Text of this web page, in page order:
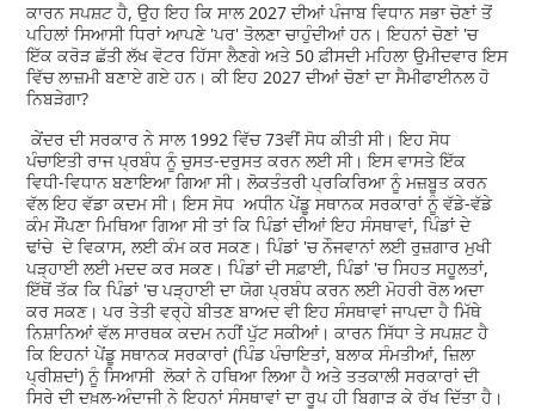
ਕਾਰਨ ਸਪਸ਼ਟ ਹੈ, ਉਹ ਇਹ ਕਿ ਸਾਲ 2027 ਦੀਆਂ ਪੰਜਾਬ ਵਿਧਾਨ ਸਭਾ ਚੋਣਾਂ ਤੋਂ
ਪਹਿਲਾਂ ਸਿਆਸੀ ਧਿਰਾਂ ਆਪਣੇ 'ਪਰ' ਤੋਲਣਾ ਚਾਹੁੰਦੀਆਂ ਹਨ। ਇਹਨਾਂ ਚੋਣਾਂ 'ਚ
ਇੱਕ ਕਰੋੜ ਛੱਤੀ ਲੱਖ ਵੋਟਰ ਹਿੱਸਾ ਲੈਣਗੇ ਅਤੇ 50 ਫ਼ੀਸਦੀ ਮਹਿਲਾ ਉਮੀਦਵਾਰ ਇਸ
ਵਿੱਚ ਲਾਜ਼ਮੀ ਬਣਾਏ ਗਏ ਹਨ। ਕੀ ਇਹ 2027 ਦੀਆਂ ਚੋਣਾਂ ਦਾ ਸੈਮੀਫਾਈਨਲ ਹੋ
ਨਿਬੜੇਗਾ?
ਕੇਂਦਰ ਦੀ ਸਰਕਾਰ ਨੇ ਸਾਲ 1992 ਵਿੱਚ 73ਵੀਂ ਸੋਧ ਕੀਤੀ ਸੀ। ਇਹ ਸੋਧ
ਪੰਚਾਇਤੀ ਰਾਜ ਪ੍ਰਬੰਧ ਨੂੰ ਚੁਸਤ-ਦਰੁਸਤ ਕਰਨ ਲਈ ਸੀ। ਇਸ ਵਾਸਤੇ ਇੱਕ
ਵਿਧੀ-ਵਿਧਾਨ ਬਣਾਇਆ ਗਿਆ ਸੀ। ਲੋਕਤੰਤਰੀ ਪ੍ਰਕਿਰਿਆ ਨੂੰ ਮਜ਼ਬੂਤ ਕਰਨ
ਵੱਲ ਇਹ ਵੱਡਾ ਕਦਮ ਸੀ। ਇਸ ਸੋਧ ਅਧੀਨ ਪੇਂਡੂ ਸਥਾਨਕ ਸਰਕਾਰਾਂ ਨੂੰ ਵੱਡੇ-ਵੱਡੇ
ਕੰਮ ਸੌਂਪਣਾ ਮਿਥਿਆ ਗਿਆ ਸੀ ਤਾਂ ਕਿ ਪਿੰਡਾਂ ਦੀਆਂ ਇਹ ਸੰਸਥਾਵਾਂ, ਪਿੰਡਾਂ ਦੇ
ਢਾਂਚੇ ਦੇ ਵਿਕਾਸ, ਲਈ ਕੰਮ ਕਰ ਸਕਣ। ਪਿੰਡਾਂ 'ਚ ਨੌਜਵਾਨਾਂ ਲਈ ਰੁਜ਼ਗਾਰ ਮੁਖੀ
ਪੜ੍ਹਾਈ ਲਈ ਮਦਦ ਕਰ ਸਕਣ। ਪਿੰਡਾਂ ਦੀ ਸਫ਼ਾਈ, ਪਿੰਡਾਂ 'ਚ ਸਿਹਤ ਸਹੂਲਤਾਂ,
ਇੱਥੋਂ ਤੱਕ ਕਿ ਪਿੰਡਾਂ 'ਚ ਪੜ੍ਹਾਈ ਦਾ ਯੋਗ ਪ੍ਰਬੰਧ ਕਰਨ ਲਈ ਮੋਹਰੀ ਰੋਲ ਅਦਾ
ਕਰ ਸਕਣ। ਪਰ ਤੇਤੀ ਵਰ੍ਹੇ ਬੀਤਣ ਬਾਅਦ ਵੀ ਇਹ ਸੰਸਥਾਵਾਂ ਜਾਪਦਾ ਹੈ ਮਿੱਥੇ
ਨਿਸ਼ਾਨਿਆਂ ਵੱਲ ਸਾਰਥਕ ਕਦਮ ਨਹੀਂ ਪੁੱਟ ਸਕੀਆਂ। ਕਾਰਨ ਸਿੱਧਾ ਤੇ ਸਪਸ਼ਟ ਹੈ
ਕਿ ਇਹਨਾਂ ਪੇਂਡੂ ਸਥਾਨਕ ਸਰਕਾਰਾਂ (ਪਿੰਡ ਪੰਚਾਇਤਾਂ, ਬਲਾਕ ਸੰਮਤੀਆਂ, ਜ਼ਿਲਾ
ਪ੍ਰੀਸ਼ਦਾਂ) ਨੂੰ ਸਿਆਸੀ ਲੋਕਾਂ ਨੇ ਹਥਿਆ ਲਿਆ ਹੈ ਅਤੇ ਤਤਕਾਲੀ ਸਰਕਾਰਾਂ ਦੀ
ਸਿਰੇ ਦੀ ਦਖ਼ਲ-ਅੰਦਾਜੀ ਨੇ ਇਹਨਾਂ ਸੰਸਥਾਵਾਂ ਦਾ ਰੂਪ ਹੀ ਬਿਗਾੜ ਕੇ ਰੱਖ ਦਿੱਤਾ ਹੈ।